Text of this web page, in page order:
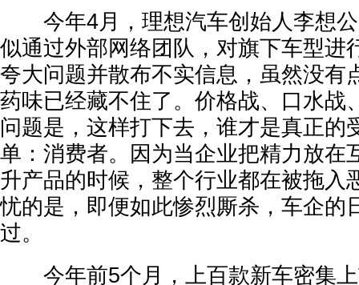
今年4月，理想汽车创始人李想公
似通过外部网络团队，对旗下车型进
夸大问题并散布不实信息，虽然没有
药味已经藏不住了。价格战、口水战
问题是，这样打下去，谁才是真正的
单：消费者。因为当企业把精力放在
升产品的时候，整个行业都在被拖入
忧的是，即便如此惨烈厮杀，车企的
过。
今年前5个月，上百款新车密集上